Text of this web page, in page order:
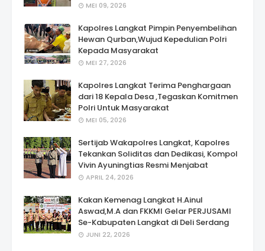
MEI 09, 2026
Kapolres Langkat Pimpin Penyembelihan
Hewan Qurban,Wujud Kepedulian Polri
Kepada Masyarakat
MEI 27, 2026
Kapolres Langkat Terima Penghargaan
dari 18 Kepala Desa ,Tegaskan Komitmen
Polri Untuk Masyarakat
MEI 05, 2026
Sertijab Wakapolres Langkat, Kapolres
Tekankan Soliditas dan Dedikasi, Kompol
Vivin Ayuningtias Resmi Menjabat
APRIL 24, 2026
Kakan Kemenag Langkat H.Ainul
Aswad,M.A dan FKKMI Gelar PERJUSAMI
Se-Kabupaten Langkat di Deli Serdang
JUNI 22, 2026